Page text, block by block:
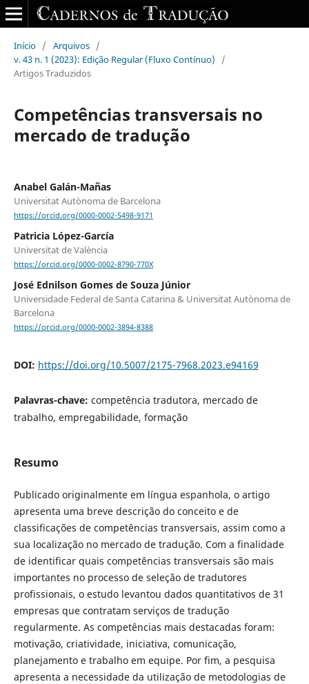
Início / Arquivos /
v. 43 n. 1 (2023): Edição Regular (Fluxo Contínuo)
/
Artigos Traduzidos
Competências transversais no
mercado de tradução
Anabel Galán-Mañas
Universitat Autònoma de Barcelona
https://orcid.org/0000-0002-5498-9171
Patricia López-García
Universitat de València
https://orcid.org/0000-0002-8790-770X
José Ednilson Gomes de Souza Júnior
Universidade Federal de Santa Catarina & Universitat Autònoma de
Barcelona
https://orcid.org/0000-0002-3894-8388
DOI: https://doi.org/10.5007/2175-7968.2023.e94169
Palavras-chave: competência tradutora, mercado de
trabalho, empregabilidade, formação
Resumo
Publicado originalmente em língua espanhola, o artigo
apresenta uma breve descrição do conceito e de
classificações de competências transversais, assim como a
sua localização no mercado de tradução. Com a finalidade
de identificar quais competências transversais são mais
importantes no processo de seleção de tradutores
profissionais, o estudo levantou dados quantitativos de 31
empresas que contratam serviços de tradução
regularmente. As competências mais destacadas foram:
motivação, criatividade, iniciativa, comunicação,
planejamento e trabalho em equipe. Por fim, a pesquisa
apresenta a necessidade da utilização de metodologias de